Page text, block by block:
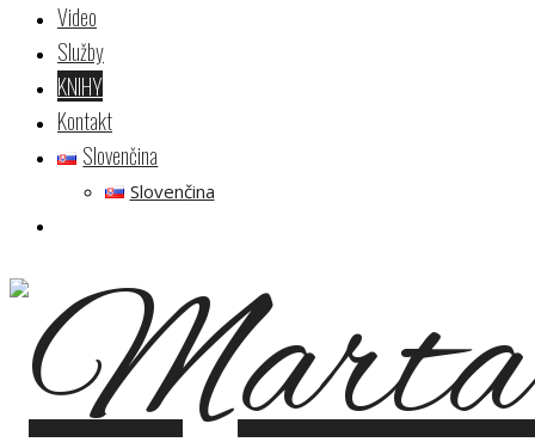
Video
Služby
KNIHY
Kontakt
Slovenčina
Slovenčina